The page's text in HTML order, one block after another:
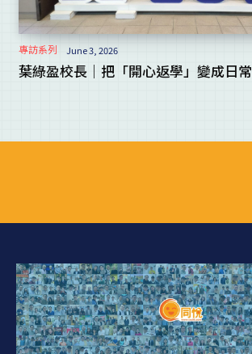
專訪系列 June 3, 2026
葉綠盈校長｜把「開心返學」變成日常